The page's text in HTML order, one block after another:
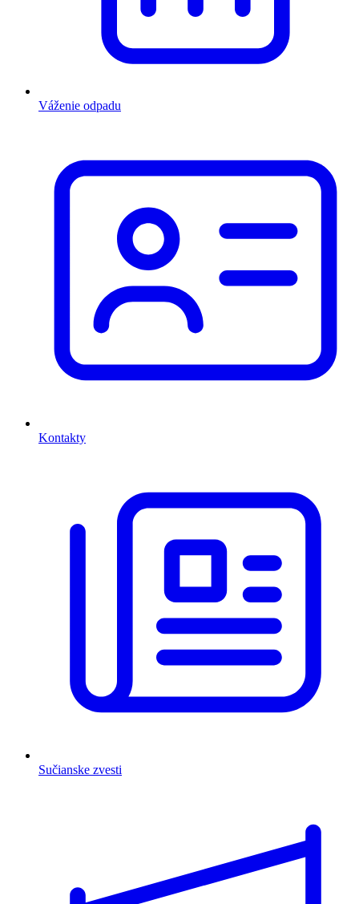
Váženie odpadu
Kontakty
Sučianske zvesti